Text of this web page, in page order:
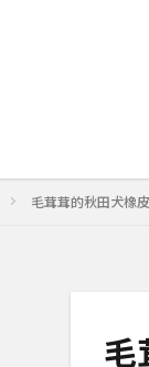
毛茸茸的秋田犬橡
毛